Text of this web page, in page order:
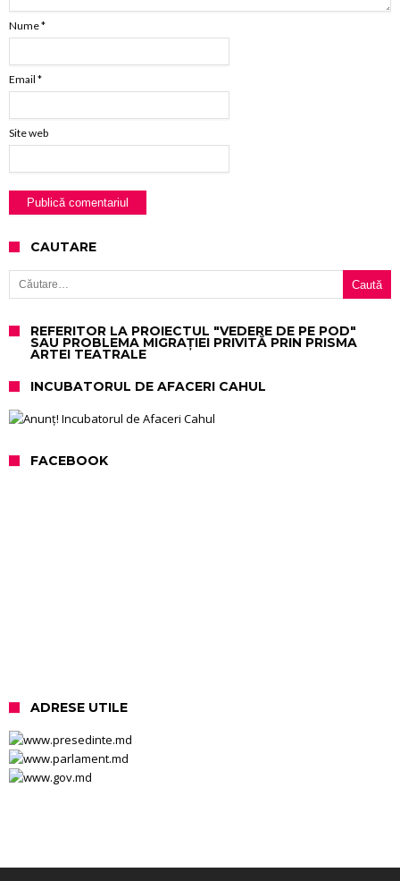
Nume*
Email *
Site web
CAUTARE
Caută după:
REFERITOR LA PROIECTUL "VEDERE DE PE POD"
SAU PROBLEMA MIGRAȚIEI PRIVITĂ PRIN PRISMA
ARTEI TEATRALE
INCUBATORUL DE AFACERI CAHUL
FACEBOOK
ADRESE UTILE